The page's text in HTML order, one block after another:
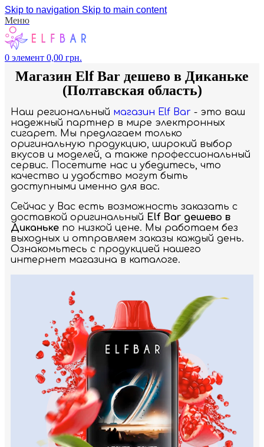
Skip to navigation Skip to main content
Меню
0 элемент 0,00 грн.
Магазин Elf Bar дешево в Диканьке
(Полтавская область)
Наш региональный магазин Elf Bar - это ваш
надежный партнер в мире электронных
сигарет. Мы предлагаем только
оригинальную продукцию, широкий выбор
вкусов и моделей, а также профессиональный
сервис. Посетите нас и убедитесь, что
качество и удобство могут быть
доступными именно для вас.
Сейчас у Вас есть возможность заказать с
доставкой оригинальный Elf Bar дешево в
Диканьке по низкой цене. Мы работаем без
выходных и отправляем заказы каждый день.
Ознакомьтесь с продукцией нашего
интернет магазина в каталоге.